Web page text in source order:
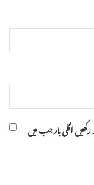
اگلی بار جب میں